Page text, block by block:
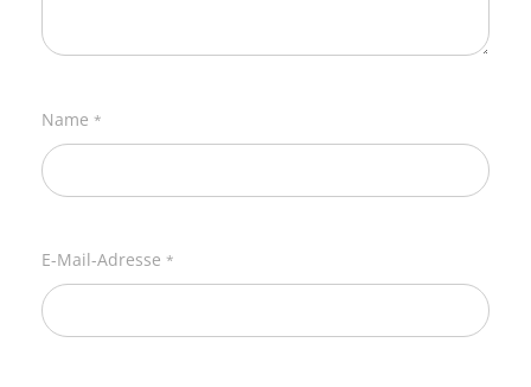
Name *
E-Mail-Adresse *